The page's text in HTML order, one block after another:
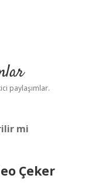
paylaşımlar.
mi
Çeker